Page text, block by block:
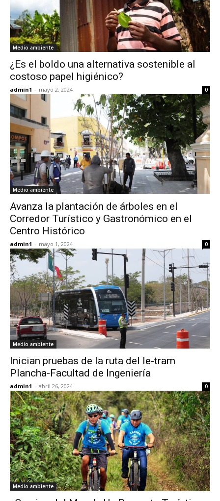
Medio ambiente
¿Es el boldo una alternativa sostenible al
costoso papel higiénico?
admin1 - mayo 2, 2024 0
Medio ambiente
Avanza la plantación de árboles en el
Corredor Turístico y Gastronómico en el
Centro Histórico
admin1 - mayo 1, 2024 0
Medio ambiente
Inician pruebas de la ruta del Ie-tram
Plancha-Facultad de Ingeniería
admin1 - abril 26, 2024 0
Medio ambiente